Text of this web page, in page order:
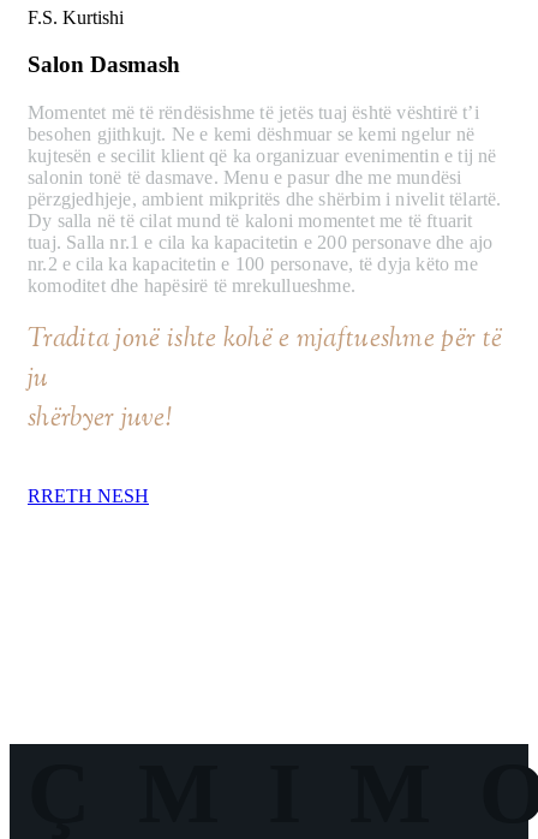
F.S. Kurtishi
Salon Dasmash
Momentet më të rëndësishme të jetës tuaj është vështirë t’i
besohen gjithkujt. Ne e kemi dëshmuar se kemi ngelur në
kujtesën e secilit klient që ka organizuar evenimentin e tij në
salonin tonë të dasmave. Menu e pasur dhe me mundësi
përzgjedhjeje, ambient mikpritës dhe shërbim i nivelit tëlartë.
Dy salla në të cilat mund të kaloni momentet me të ftuarit
tuaj. Salla nr.1 e cila ka kapacitetin e 200 personave dhe ajo
nr.2 e cila ka kapacitetin e 100 personave, të dyja këto me
komoditet dhe hapësirë të mrekullueshme.
Tradita jonë ishte kohë e mjaftueshme për të
ju
shërbyer juve!
RRETH NESH